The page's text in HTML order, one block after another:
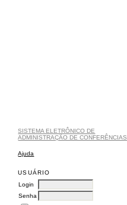
SISTEMA ELETRÔNICO DE
ADMINISTRAÇÃO DE CONFERÊNCIAS
Ajuda
USUÁRIO
Login
Senha